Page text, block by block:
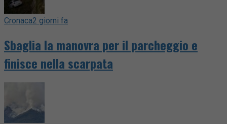
Cronaca2 giorni fa
Sbaglia la manovra per il parcheggio e
finisce nella scarpata